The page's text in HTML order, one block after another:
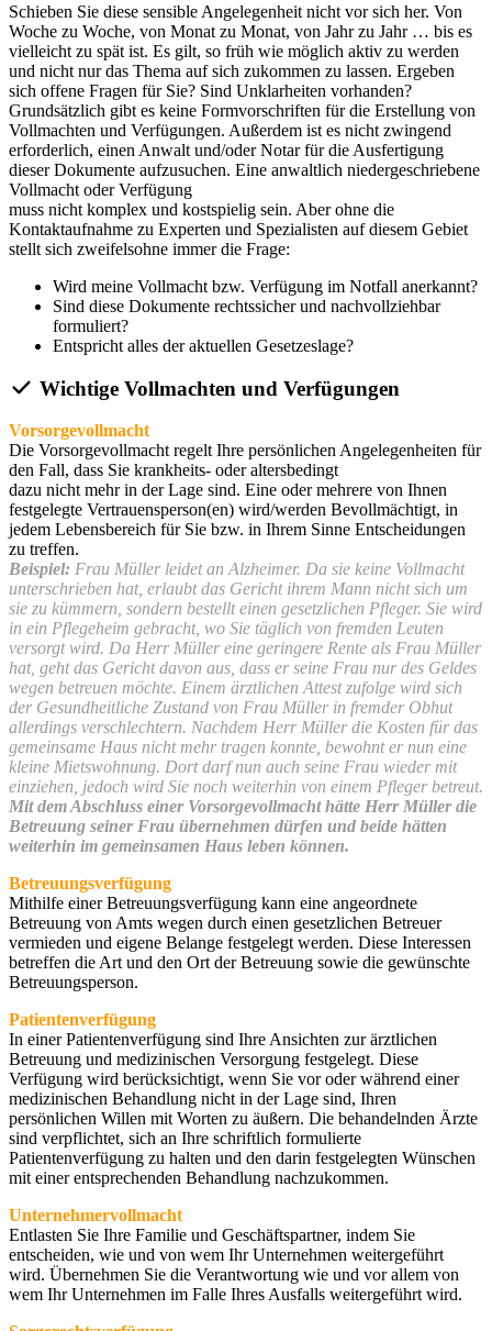
Schieben Sie diese sensible Angelegenheit nicht vor sich her. Von
Woche zu Woche, von Monat zu Monat, von Jahr zu Jahr … bis es
vielleicht zu spät ist. Es gilt, so früh wie möglich aktiv zu werden
und nicht nur das Thema auf sich zukommen zu lassen. Ergeben
sich offene Fragen für Sie? Sind Unklarheiten vorhanden?
Grundsätzlich gibt es keine Formvorschriften für die Erstellung von
Vollmachten und Verfügungen. Außerdem ist es nicht zwingend
erforderlich, einen Anwalt und/oder Notar für die Ausfertigung
dieser Dokumente aufzusuchen. Eine anwaltlich niedergeschriebene
Vollmacht oder Verfügung
muss nicht komplex und kostspielig sein. Aber ohne die
Kontaktaufnahme zu Experten und Spezialisten auf diesem Gebiet
stellt sich zweifelsohne immer die Frage:
Wird meine Vollmacht bzw. Verfügung im Notfall anerkannt?
Sind diese Dokumente rechtssicher und nachvollziehbar
formuliert?
Entspricht alles der aktuellen Gesetzeslage?
Wichtige Vollmachten und Verfügungen
Vorsorgevollmacht
Die Vorsorgevollmacht regelt Ihre persönlichen Angelegenheiten für
den Fall, dass Sie krankheits- oder altersbedingt
dazu nicht mehr in der Lage sind. Eine oder mehrere von Ihnen
festgelegte Vertrauensperson(en) wird/werden Bevollmächtigt, in
jedem Lebensbereich für Sie bzw. in Ihrem Sinne Entscheidungen
zu treffen.
Beispiel: Frau Müller leidet an Alzheimer. Da sie keine Vollmacht
unterschrieben hat, erlaubt das Gericht ihrem Mann nicht sich um
sie zu kümmern, sondern bestellt einen gesetzlichen Pfleger. Sie wird
in ein Pflegeheim gebracht, wo Sie täglich von fremden Leuten
versorgt wird. Da Herr Müller eine geringere Rente als Frau Müller
hat, geht das Gericht davon aus, dass er seine Frau nur des Geldes
wegen betreuen möchte. Einem ärztlichen Attest zufolge wird sich
der Gesundheitliche Zustand von Frau Müller in fremder Obhut
allerdings verschlechtern. Nachdem Herr Müller die Kosten für das
gemeinsame Haus nicht mehr tragen konnte, bewohnt er nun eine
kleine Mietswohnung. Dort darf nun auch seine Frau wieder mit
einziehen, jedoch wird Sie noch weiterhin von einem Pfleger betreut.
Mit dem Abschluss einer Vorsorgevollmacht hätte Herr Müller die
Betreuung seiner Frau übernehmen dürfen und beide hätten
weiterhin im gemeinsamen Haus leben können.
Betreuungsverfügung
Mithilfe einer Betreuungsverfügung kann eine angeordnete
Betreuung von Amts wegen durch einen gesetzlichen Betreuer
vermieden und eigene Belange festgelegt werden. Diese Interessen
betreffen die Art und den Ort der Betreuung sowie die gewünschte
Betreuungsperson.
Patientenverfügung
In einer Patientenverfügung sind Ihre Ansichten zur ärztlichen
Betreuung und medizinischen Versorgung festgelegt. Diese
Verfügung wird berücksichtigt, wenn Sie vor oder während einer
medizinischen Behandlung nicht in der Lage sind, Ihren
persönlichen Willen mit Worten zu äußern. Die behandelnden Ärzte
sind verpflichtet, sich an Ihre schriftlich formulierte
Patientenverfügung zu halten und den darin festgelegten Wünschen
mit einer entsprechenden Behandlung nachzukommen.
Unternehmervollmacht
Entlasten Sie Ihre Familie und Geschäftspartner, indem Sie
entscheiden, wie und von wem Ihr Unternehmen weitergeführt
wird. Übernehmen Sie die Verantwortung wie und vor allem von
wem Ihr Unternehmen im Falle Ihres Ausfalls weitergeführt wird.